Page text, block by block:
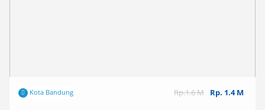
Kota Bandung Rp.1.6 M Rp. 1.4 M